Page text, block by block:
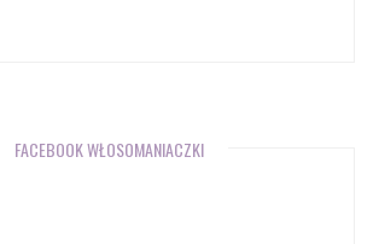
FACEBOOK WŁOSOMANIACZKI